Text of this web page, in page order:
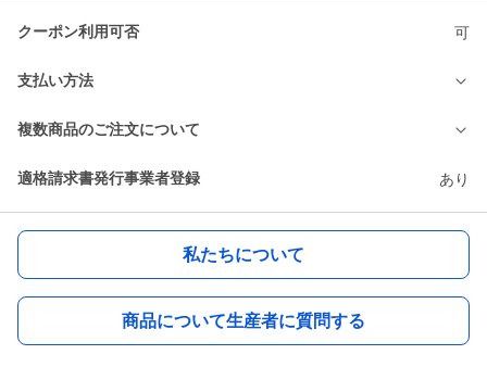
クーポン利用可否 可
支払い方法
複数商品のご注文について
適格請求書発行事業者登録 あり
私たちについて
商品について生産者に質問する